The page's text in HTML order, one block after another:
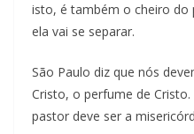
isto, é também o cheiro do
ela vai se separar.
São Paulo diz que nós
Cristo, o perfume de
pastor deve ser a